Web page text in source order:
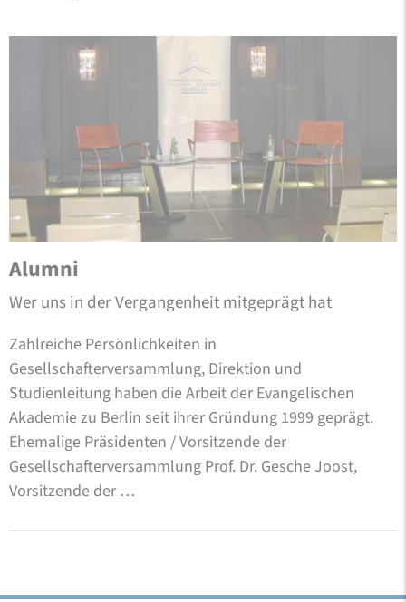
Alumni
Wer uns in der Vergangenheit mitgeprägt hat
Zahlreiche Persönlichkeiten in
Gesellschafterversammlung, Direktion und
Studienleitung haben die Arbeit der Evangelischen
Akademie zu Berlin seit ihrer Gründung 1999 geprägt.
Ehemalige Präsidenten / Vorsitzende der
Gesellschafterversammlung Prof. Dr. Gesche Joost,
Vorsitzende der …